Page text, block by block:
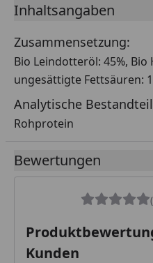
Inhaltsangaben
Zusammensetzung:
Bio Leindotteröl: 45%, Bio
ungesättigte Fettsäuren:
Analytische
Rohprotein
Bewertungen
Kunden